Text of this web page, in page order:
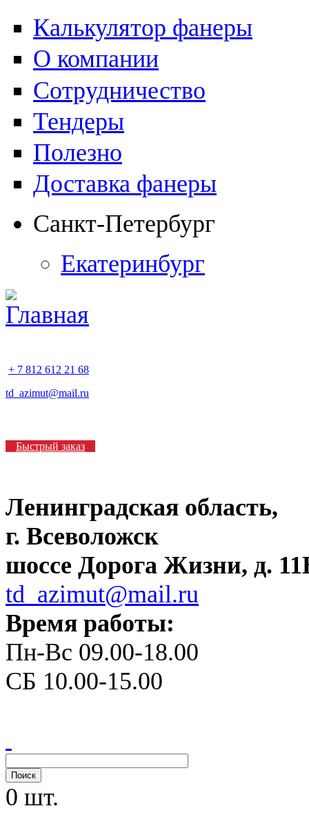
Калькулятор фанеры
О компании
Сотрудничество
Тендеры
Полезно
Доставка фанеры
Санкт-Петербург
Екатеринбург
+ 7 812 612 21 68
td_azimut@mail.ru
Быстрый заказ
Ленинградская область,
г. Всеволожск
шоссе Дорога Жизни, д.
td_azimut@mail.ru
Время работы:
Пн-Вс 09.00-18.00
СБ 10.00-15.00
0 шт.